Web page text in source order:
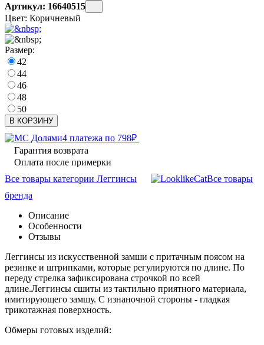
Артикул: 16640515
Цвет: Коричневый
Размер:
42
44
46
48
50
В КОРЗИНУ
4 платежа по 798₽
Гарантия возврата
Оплата после примерки
Все товары категории Леггинсы
Все товары
бренда
Описание
Особенности
Отзывы
Леггинсы из искусственной замши с притачным поясом на
резинке и штрипками, которые регулируются по длине. По
переду стрелка зафиксирована строчкой по всей
длине.Леггинсы сшиты из тактильно приятного материала,
имитирующего замшу. С изнаночной стороны - гладкая
трикотажная поверхность.
Обмеры готовых изделий: